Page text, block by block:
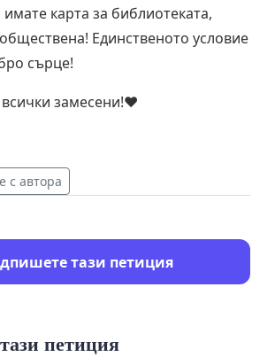
карта за библиотеката,
Единственото условие
сърце!
замесени!♥️
с автора
тази петиция
петиция